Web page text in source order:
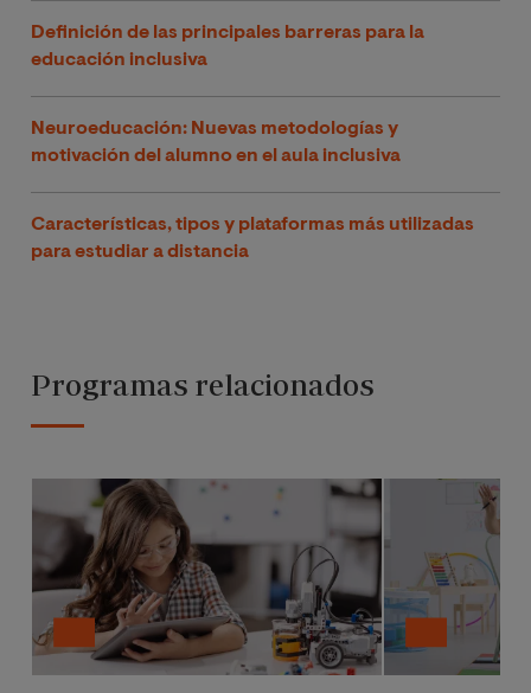
Definición de las principales barreras para la
educación inclusiva
Neuroeducación: Nuevas metodologías y
motivación del alumno en el aula inclusiva
Características, tipos y plataformas más utilizadas
para estudiar a distancia
Programas relacionados